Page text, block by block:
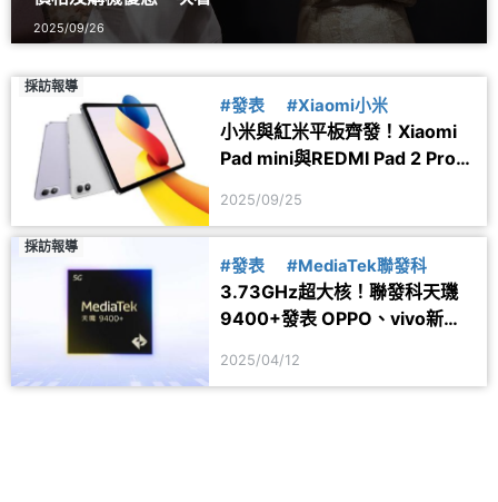
2025/09/26
採訪報導
#發表 #Xiaomi小米
小米與紅米平板齊發！Xiaomi
Pad mini與REDMI Pad 2 Pro規
2025/09/25
採訪報導
#發表 #MediaTek聯發科
3.73GHz超大核！聯發科天璣
9400+發表 OPPO、vivo新機
2025/04/12